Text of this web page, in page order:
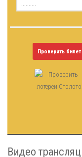
Проверить билет
Видео